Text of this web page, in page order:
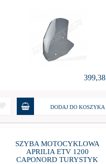
399,38
DODAJ DO KOSZYKA
SZYBA MOTOCYKLOWA
APRILIA ETV 1200
CAPONORD TURYSTYK